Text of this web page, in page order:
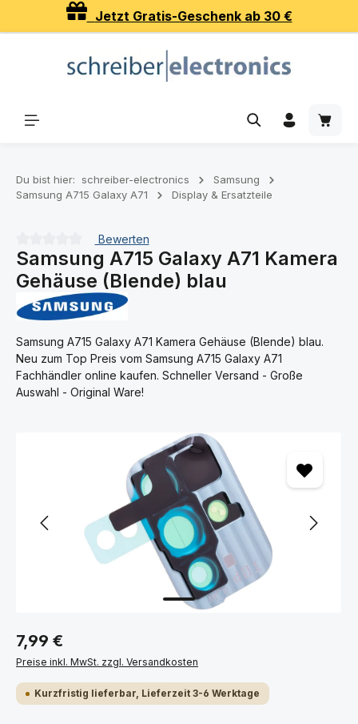
Zum Hauptinhalt springenJetzt Gratis-Geschenk ab 30 €
Du bist hier: schreiber-electronics
Samsung
Samsung A715 Galaxy A71
Display & Ersatzteile
Durchschnittliche Bewertung von 0 von 5 Sternen
Bewerten
Samsung A715 Galaxy A71 Kamera
Gehäuse (Blende) blau
Samsung A715 Galaxy A71 Kamera Gehäuse (Blende) blau.
Neu zum Top Preis vom Samsung A715 Galaxy A71
Fachhändler online kaufen. Schneller Versand - Große
Auswahl - Original Ware!
7,99 €
Preise inkl. MwSt. zzgl. Versandkosten
Kurzfristig lieferbar, Lieferzeit 3-6 Werktage